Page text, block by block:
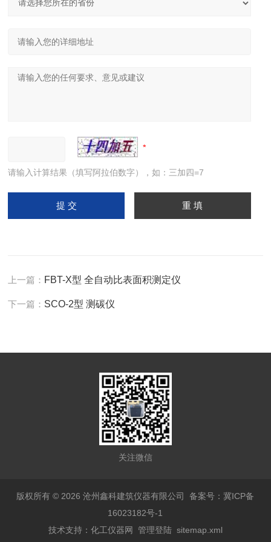
请输入计算结果（填写阿拉伯数字），如：三加四=7
上一篇： FBT-X型 全自动比表面积测定仪
下一篇： SCO-2型 测碳仪
关注微信
版权所有 © 2026 沧州鑫科建筑仪器有限公司备案号：冀ICP备
16023182号-1
技术支持： 化工仪器网 管理登陆 sitemap.xml